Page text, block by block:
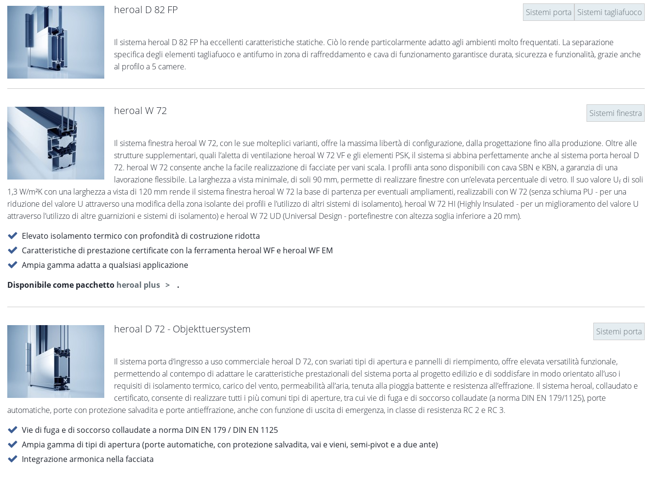
heroal D 82 FP Sistemi porta Sistemi tagliafuoco
Il sistema heroal D 82 FP ha eccellenti caratteristiche statiche. Ciò lo rende particolarmente adatto agli ambienti molto frequentati. La separazione
specifica degli elementi tagliafuoco e antifumo in zona di raffreddamento e cava di funzionamento garantisce durata, sicurezza e funzionalità, grazie anche
al profilo a 5 camere.
heroal W 72 Sistemi finestra
Il sistema finestra heroal W 72, con le sue molteplici varianti, offre la massima libertà di configurazione, dalla progettazione fino alla produzione. Oltre alle
strutture supplementari, quali l’aletta di ventilazione heroal W 72 VF e gli elementi PSK, il sistema si abbina perfettamente anche al sistema porta heroal D
72. heroal W 72 consente anche la facile realizzazione di facciate per vani scala. I profili anta sono disponibili con cava SBN e KBN, a garanzia di una
lavorazione flessibile. La larghezza a vista minimale, di soli 90 mm, permette di realizzare finestre con un’elevata percentuale di vetro. Il suo valore Uf di soli
1,3 W/m²K con una larghezza a vista di 120 mm rende il sistema finestra heroal W 72 la base di partenza per eventuali ampliamenti, realizzabili con W 72 (senza schiuma PU - per una
riduzione del valore U attraverso una modifica della zona isolante dei profili e l’utilizzo di altri sistemi di isolamento), heroal W 72 HI (Highly Insulated - per un miglioramento del valore U
attraverso l’utilizzo di altre guarnizioni e sistemi di isolamento) e heroal W 72 UD (Universal Design - portefinestre con altezza soglia inferiore a 20 mm).
Elevato isolamento termico con profondità di costruzione ridotta
Caratteristiche di prestazione certificate con la ferramenta heroal WF e heroal WF EM
Ampia gamma adatta a qualsiasi applicazione
Disponibile come pacchetto heroal plus .
heroal D 72 - Objekttuersystem Sistemi porta
Il sistema porta d’ingresso a uso commerciale heroal D 72, con svariati tipi di apertura e pannelli di riempimento, offre elevata versatilità funzionale,
permettendo al contempo di adattare le caratteristiche prestazionali del sistema porta al progetto edilizio e di soddisfare in modo orientato all’uso i
requisiti di isolamento termico, carico del vento, permeabilità all’aria, tenuta alla pioggia battente e resistenza all’effrazione. Il sistema heroal, collaudato e
certificato, consente di realizzare tutti i più comuni tipi di aperture, tra cui vie di fuga e di soccorso collaudate (a norma DIN EN 179/1125), porte
automatiche, porte con protezione salvadita e porte antieffrazione, anche con funzione di uscita di emergenza, in classe di resistenza RC 2 e RC 3.
Vie di fuga e di soccorso collaudate a norma DIN EN 179 / DIN EN 1125
Ampia gamma di tipi di apertura (porte automatiche, con protezione salvadita, vai e vieni, semi-pivot e a due ante)
Integrazione armonica nella facciata